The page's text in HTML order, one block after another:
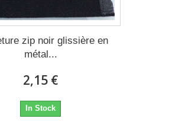
zip noir glissière en
métal...
2,15 €
In Stock